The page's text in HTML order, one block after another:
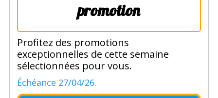
promotion
Profitez des promotions
exceptionnelles de cette semaine
sélectionnées pour vous.
Échéance 27/04/26.